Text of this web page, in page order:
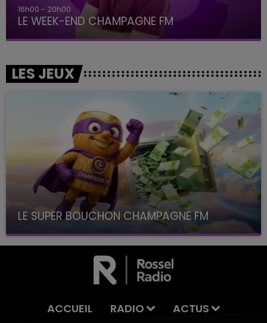
16h00 - 20h00
LE WEEK-END CHAMPAGNE FM
LES JEUX
LE SUPER BOUCHON CHAMPAGNE FM
avec La Famille Champagne FM, à 8H10
ACCUEIL RADIO ACTUS